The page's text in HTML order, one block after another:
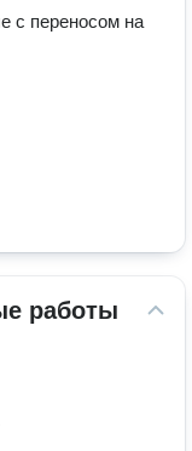
с переносом на
работы